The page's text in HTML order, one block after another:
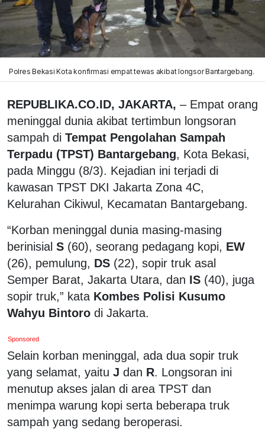
Polres Bekasi Kota konfirmasi empat tewas akibat longsor Bantargebang.
REPUBLIKA.CO.ID, JAKARTA, – Empat orang
meninggal dunia akibat tertimbun longsoran
sampah di Tempat Pengolahan Sampah
Terpadu (TPST) Bantargebang, Kota Bekasi,
pada Minggu (8/3). Kejadian ini terjadi di
kawasan TPST DKI Jakarta Zona 4C,
Kelurahan Cikiwul, Kecamatan Bantargebang.
“Korban meninggal dunia masing-masing
berinisial S (60), seorang pedagang kopi, EW
(26), pemulung, DS (22), sopir truk asal
Semper Barat, Jakarta Utara, dan IS (40), juga
sopir truk,” kata Kombes Polisi Kusumo
Wahyu Bintoro di Jakarta.
Sponsored
Selain korban meninggal, ada dua sopir truk
yang selamat, yaitu J dan R. Longsoran ini
menutup akses jalan di area TPST dan
menimpa warung kopi serta beberapa truk
sampah yang sedang beroperasi.